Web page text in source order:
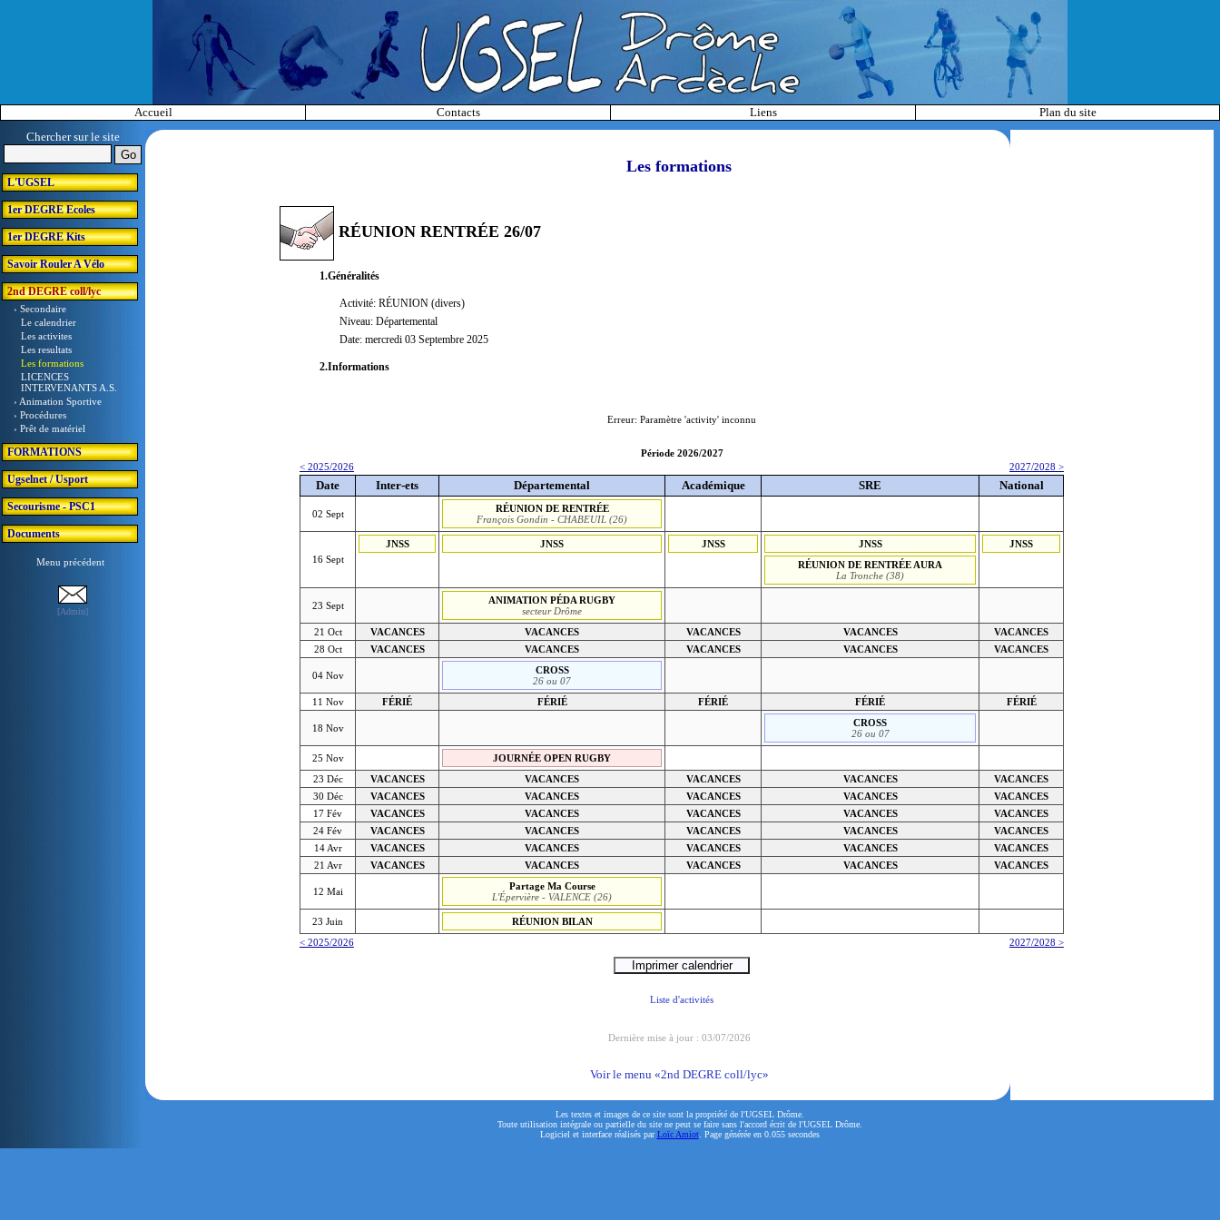
Accueil Contacts Liens
Plan du site
Chercher sur le site
L'UGSEL
1er DEGRE Ecoles
1er DEGRE Kits
Savoir Rouler A Vélo
2nd DEGRE coll/lyc
› Secondaire
Le calendrier
Les activites
Les resultats
Les formations
LICENCES
INTERVENANTS A.S.
› Animation Sportive
› Procédures
› Prêt de matériel
FORMATIONS
Ugselnet / Usport
Secourisme - PSC1
Documents
Menu précédent
[Admin]
Les formations
RÉUNION RENTRÉE 26/07
1.Généralités
Activité: RÉUNION (divers)
Niveau: Départemental
Date: mercredi 03 Septembre 2025
2.Informations
Erreur: Paramètre 'activity' inconnu
Période 2026/2027
< 2025/2026
2027/2028 >
Date Inter-ets Départemental Académique SRE National
02 Sept
RÉUNION DE RENTRÉE
François Gondin - CHABEUIL (26)
16 Sept
JNSS JNSS JNSS
JNSS
RÉUNION DE RENTRÉE AURA
La Tronche (38)
JNSS
23 Sept
ANIMATION PÉDA RUGBY
secteur Drôme
21 Oct
VACANCES VACANCES VACANCES VACANCES
VACANCES
28 Oct
VACANCES VACANCES VACANCES VACANCES VACANCES
04 Nov
CROSS
26 ou 07
11 Nov
FÉRIÉ FÉRIÉ FÉRIÉ FÉRIÉ FÉRIÉ
18 Nov
CROSS
26 ou 07
25 Nov
JOURNÉE OPEN RUGBY
23 Déc
VACANCES VACANCES VACANCES VACANCES
VACANCES
30 Déc
VACANCES VACANCES VACANCES VACANCES
VACANCES
17 Fév
VACANCES VACANCES VACANCES VACANCES
VACANCES
24 Fév
VACANCES VACANCES VACANCES VACANCES
VACANCES
14 Avr
VACANCES VACANCES VACANCES VACANCES
VACANCES
21 Avr
VACANCES VACANCES VACANCES VACANCES VACANCES
12 Mai
Partage Ma Course
L'Épervière - VALENCE (26)
23 Juin
RÉUNION BILAN
< 2025/2026
2027/2028 >
Liste d'activités
Dernière mise à jour : 03/07/2026
Voir le menu «2nd DEGRE coll/lyc»
Les textes et images de ce site sont la propriété de l'UGSEL Drôme.
Toute utilisation intégrale ou partielle du site ne peut se faire sans l'accord écrit de l'UGSEL Drôme.
Logiciel et interface réalisés parLoïc Amiot. Page générée en 0.055 secondes